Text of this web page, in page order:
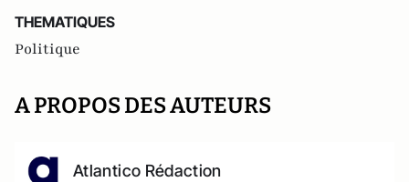
THEMATIQUES
Politique
A PROPOS DES AUTEURS
Atlantico Rédaction